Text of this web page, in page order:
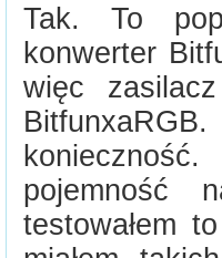
Tak. To
konwerter
więc
pojemność
testowałem